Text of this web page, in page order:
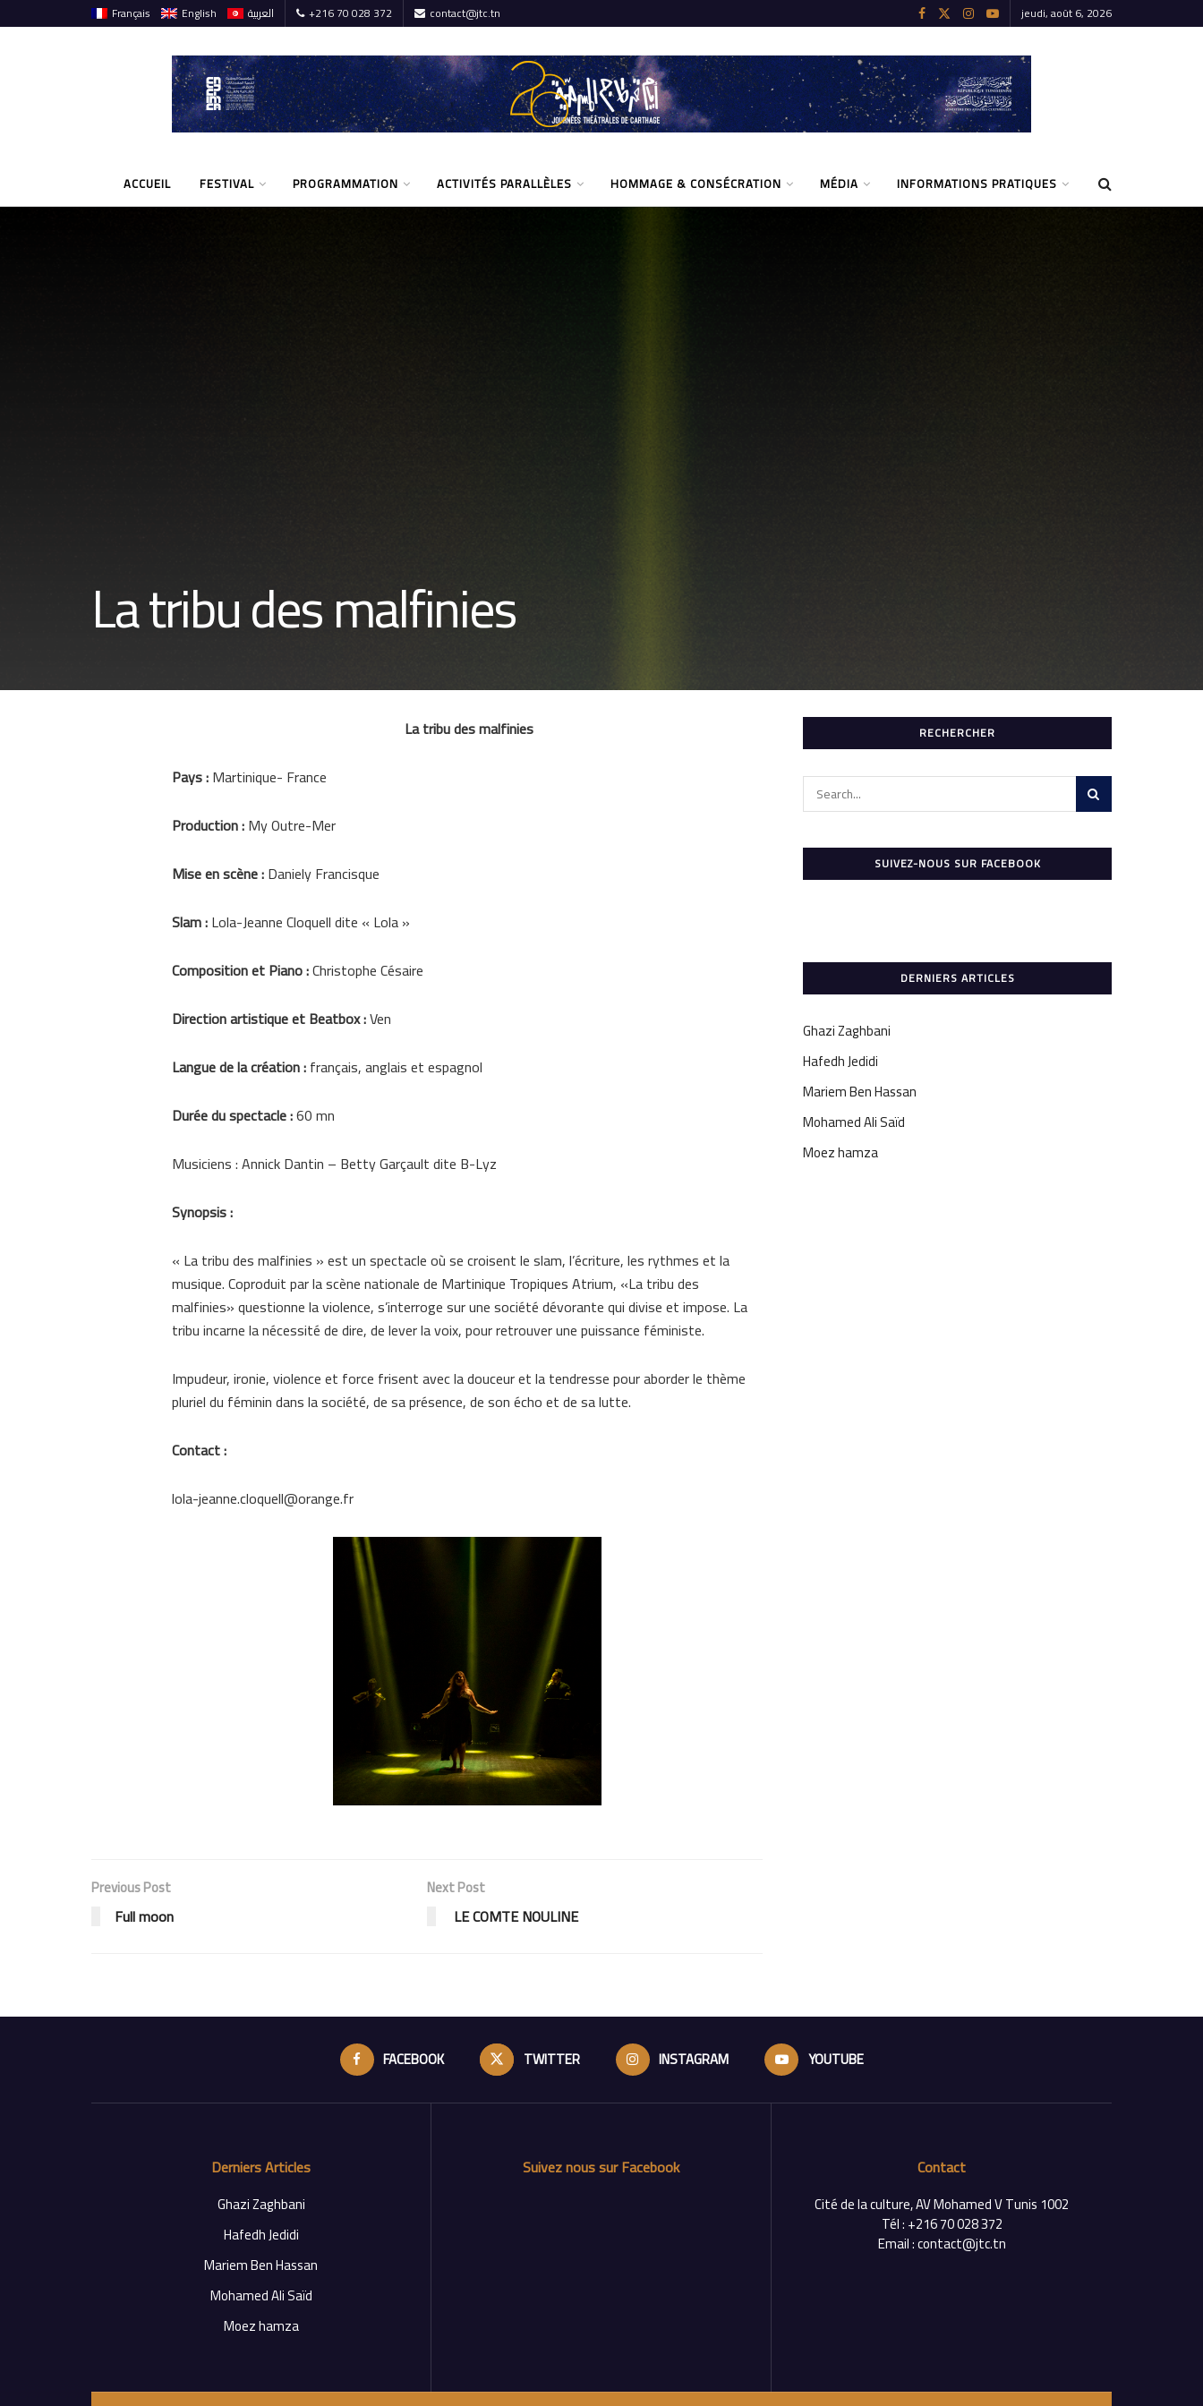
Français English العربية +216 70 028 372 contact@jtc.tn jeudi, août 6, 2026
ACCUEIL FESTIVAL PROGRAMMATION ACTIVITÉS PARALLÈLES HOMMAGE & CONSÉCRATION MÉDIA INFORMATIONS PRATIQUES
La tribu des malfinies
La tribu des malfinies
Pays :Martinique- France
Production :My Outre-Mer
Mise en scène :Daniely Francisque
Slam :Lola-Jeanne Cloquell dite « Lola »
Composition et Piano :Christophe Césaire
Direction artistique et Beatbox :Ven
Langue de la création :français, anglais et espagnol
Durée du spectacle :60 mn
Musiciens : Annick Dantin – Betty Garçault dite B-Lyz
Synopsis :
« La tribu des malfinies » est un spectacle où se croisent le slam, l’écriture, les rythmes et la
musique. Coproduit par la scène nationale de Martinique Tropiques Atrium, «La tribu des
malfinies» questionne la violence, s’interroge sur une société dévorante qui divise et impose. La
tribu incarne la nécessité de dire, de lever la voix, pour retrouver une puissance féministe.
Impudeur, ironie, violence et force frisent avec la douceur et la tendresse pour aborder le thème
pluriel du féminin dans la société, de sa présence, de son écho et de sa lutte.
Contact :
lola-jeanne.cloquell@orange.fr
Previous Post
Full moon
Next Post
LE COMTE NOULINE
RECHERCHER
SUIVEZ-NOUS SUR FACEBOOK
DERNIERS ARTICLES
Ghazi Zaghbani
Hafedh Jedidi
Mariem Ben Hassan
Mohamed Ali Saïd
Moez hamza
FACEBOOK TWITTER INSTAGRAM YOUTUBE
Derniers Articles
Ghazi Zaghbani
Hafedh Jedidi
Mariem Ben Hassan
Mohamed Ali Saïd
Moez hamza
Suivez nous sur Facebook Contact
Cité de la culture, AV Mohamed V Tunis 1002
Tél : +216 70 028 372
Email : contact@jtc.tn